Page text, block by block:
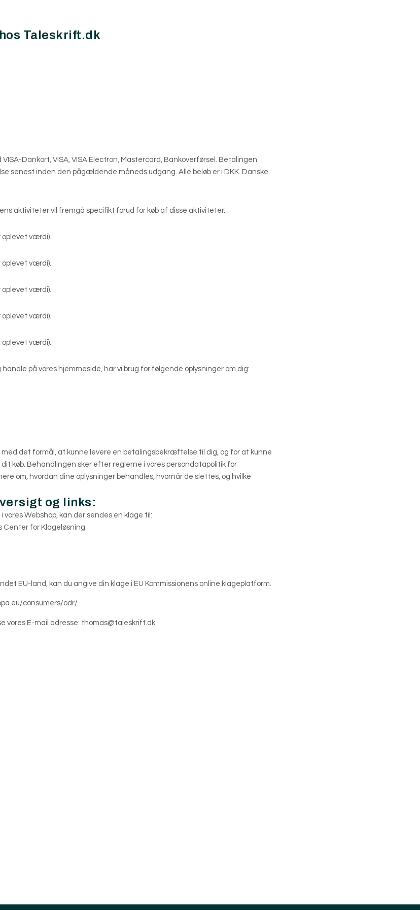
Taleskrift.dk
Dankort, VISA, VISA Electron, Mastercard, Bankoverførsel. Betalingen
senest inden den pågældende måneds udgang. Alle beløb er i DKK. Danske
aktiviteter vil fremgå specifikt forud for køb af disse aktiviteter.
oplevet værdi).
oplevet værdi).
oplevet værdi).
oplevet værdi).
oplevet værdi).
på vores hjemmeside, har vi brug for følgende oplysninger om dig:
det formål, at kunne levere en betalingsbekræftelse til dig, og for at kunne
køb. Behandlingen sker efter reglerne i vores persondatapolitik for
om, hvordan dine oplysninger behandles, hvornår de slettes, og hvilke
og links:
vores Webshop, kan der sendes en klage til:
Center for Klageløsning
EU-land, kan du angive din klage i EU Kommissionens online klageplatform.
consumers/odr/
vores E-mail adresse: thomas@taleskrift.dk